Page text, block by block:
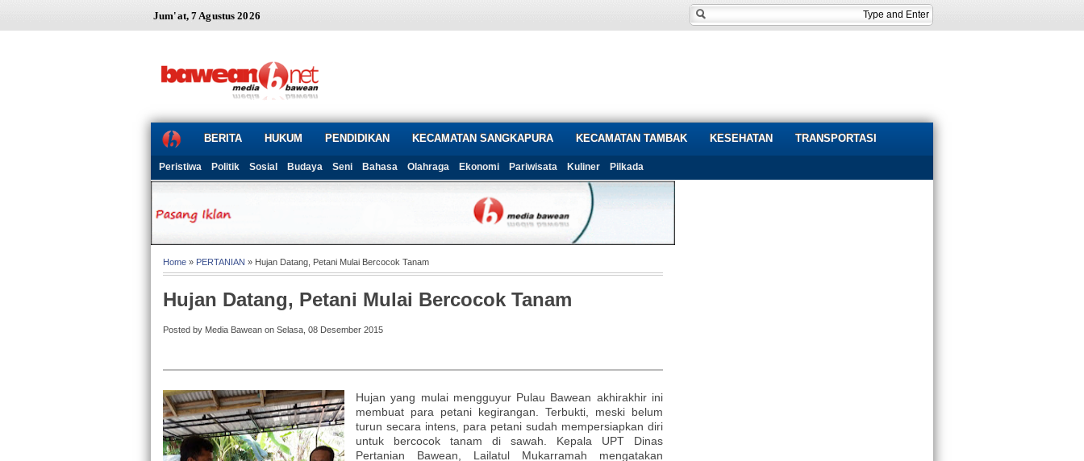
Jum'at, 7 Agustus 2026
BERITA HUKUM PENDIDIKAN KECAMATAN SANGKAPURA KECAMATAN TAMBAK KESEHATAN TRANSPORTASI
Peristiwa Politik Sosial Budaya Seni Bahasa Olahraga Ekonomi Pariwisata Kuliner Pilkada
Home » PERTANIAN » Hujan Datang, Petani Mulai Bercocok Tanam
Hujan Datang, Petani Mulai Bercocok Tanam
Posted by Media Bawean on Selasa, 08 Desember 2015
Hujan yang mulai mengguyur Pulau Bawean akhirakhir ini
membuat para petani kegirangan. Terbukti, meski belum
turun secara intens, para petani sudah mempersiapkan diri
untuk bercocok tanam di sawah. Kepala UPT Dinas
Pertanian Bawean, Lailatul Mukarramah mengatakan